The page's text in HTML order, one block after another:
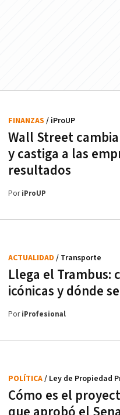
Wall Street
y castiga a las
resultados
FINANZAS / iProUP
PoriProUP
Llega el Trambus:
icónicas y dónde
ACTUALIDAD / Transporte
PoriProfesional
Cómo es el
POLÍTICA/ Ley de Propiedad